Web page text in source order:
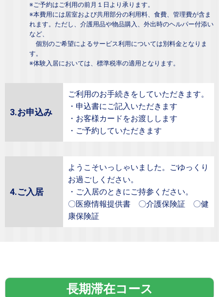
※ご予約はご利用の前月１日より承ります。
※本費用には居室および共用部分の利用料、食費、管理費が含ま
れます。ただし、介護用品や物品購入、外出時のヘルパー付添い
など、
個別のご希望によるサービス利用については別料金となりま
す。
※体験入居においては、標準税率の適用となります。
3.お申込み
ご利用のお手続きをしていただきます。
・申込書にご記入いただきます
・お客様カードをお渡しします
・ご予約していただきます
4.ご入居
ようこそいっしゃいました。ごゆっくり
お過ごしください。
・ご入居のときにご持参ください。
〇医療情報提供書 〇介護保険証 〇健
康保険証
長期滞在コース